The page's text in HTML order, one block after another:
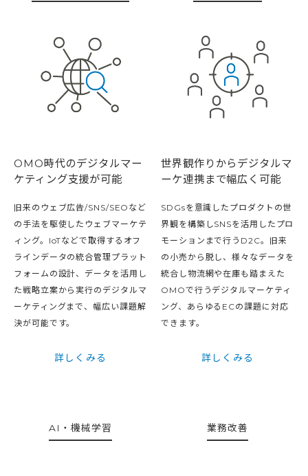
OMO時代のデジタルマー
ケティング支援が可能
旧来のウェブ広告/SNS/SEOなど
の手法を駆使したウェブマーケテ
ィング。IoTなどで取得するオフ
ラインデータの統合管理プラット
フォームの設計、データを活用し
た戦略立案から実行のデジタルマ
ーケティングまで、幅広い課題解
決が可能です。
詳しくみる
世界観作りからデジタルマ
ーケ連携まで幅広く可能
SDGsを意識したプロダクトの世
界観を構築しSNSを活用したプロ
モーションまで行うD2C。旧来
の小売から脱し、様々なデータを
統合し物流網や在庫も踏まえた
OMOで行うデジタルマーケティ
ング、あらゆるECの課題に対応
できます。
詳しくみる
AI・機械学習 業務改善